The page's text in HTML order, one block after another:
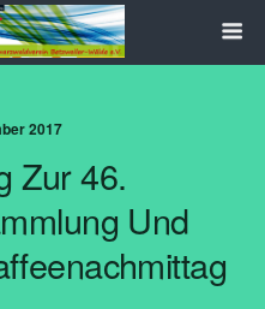
2017
Zur 46.
Und